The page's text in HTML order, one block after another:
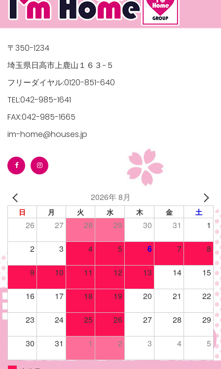
〒350-1234
埼玉県日高市上鹿山１６３−５
フリーダイヤル:0120-851-640
TEL:042-985-1641
FAX:042-985-1665
im-home@houses.jp
2026年 8月
日 月 火 水 木 金 土
26 27 28 29 30 31 1
2 3 4 5 6 7 8
9 10 11 12 13 14 15
16 17 18 19 20 21 22
23 24 25 26 27 28 29
30 31 1 2 3 4 5